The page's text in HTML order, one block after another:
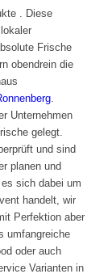
. Diese
Frische
obendrein die
.
Unternehmen
gelegt.
und sind
planen und
sich dabei um
handelt, wir
Perfektion aber
umfangreiche
oder auch
Varianten in